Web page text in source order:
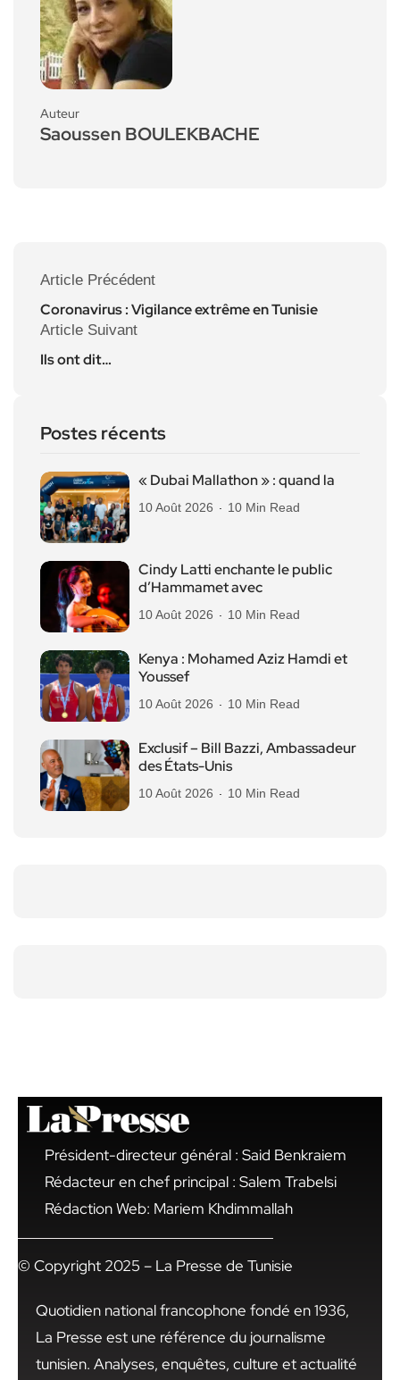
Auteur
Saoussen BOULEKBACHE
Article Précédent
Coronavirus : Vigilance extrême en Tunisie
Article Suivant
Ils ont dit…
Postes récents
« Dubai Mallathon » : quand la
10 Août 2026 10 Min Read
Cindy Latti enchante le public
d’Hammamet avec
10 Août 2026 10 Min Read
Kenya : Mohamed Aziz Hamdi et
Youssef
10 Août 2026 10 Min Read
Exclusif – Bill Bazzi, Ambassadeur
des États-Unis
10 Août 2026 10 Min Read
Président-directeur général : Said Benkraiem
Rédacteur en chef principal : Salem Trabelsi
Rédaction Web: Mariem Khdimmallah
© Copyright 2025 – La Presse de Tunisie
Quotidien national francophone fondé en 1936,
La Presse est une référence du journalisme
tunisien. Analyses, enquêtes, culture et actualité